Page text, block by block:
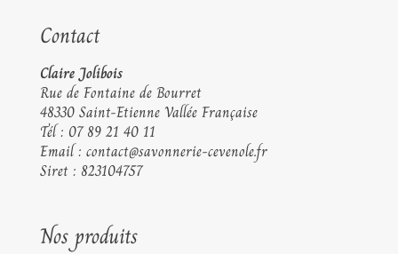
Contact
Claire Jolibois
Rue de Fontaine de Bourret
48330 Saint-Etienne Vallée Française
Tél : 07 89 21 40 11
Email : contact@savonnerie-cevenole.fr
Siret : 823104757
Nos produits